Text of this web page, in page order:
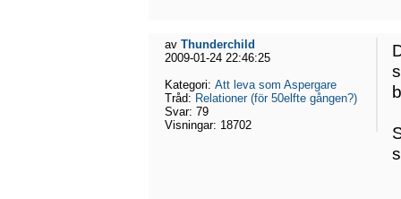
av Thunderchild
2009-01-24 22:46:25
Kategori: Att leva som Aspergare
Tråd: Relationer (för 50elfte gången?)
Svar: 79
Visningar: 18702